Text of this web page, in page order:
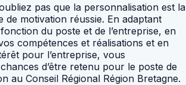
pas que la personnalisation est la
motivation réussie. En adaptant
du poste et de l’entreprise, en
compétences et réalisations et en
pour l’entreprise, vous
d’être retenu pour le poste de
au Conseil Régional Région Bretagne.